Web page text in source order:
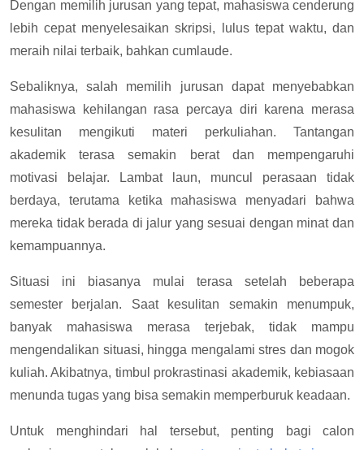
Dengan memilih jurusan yang tepat, mahasiswa cenderung
lebih cepat menyelesaikan skripsi, lulus tepat waktu, dan
meraih nilai terbaik, bahkan cumlaude.
Sebaliknya, salah memilih jurusan dapat menyebabkan
mahasiswa kehilangan rasa percaya diri karena merasa
kesulitan mengikuti materi perkuliahan. Tantangan
akademik terasa semakin berat dan mempengaruhi
motivasi belajar. Lambat laun, muncul perasaan tidak
berdaya, terutama ketika mahasiswa menyadari bahwa
mereka tidak berada di jalur yang sesuai dengan minat dan
kemampuannya.
Situasi ini biasanya mulai terasa setelah beberapa
semester berjalan. Saat kesulitan semakin menumpuk,
banyak mahasiswa merasa terjebak, tidak mampu
mengendalikan situasi, hingga mengalami stres dan mogok
kuliah. Akibatnya, timbul prokrastinasi akademik, kebiasaan
menunda tugas yang bisa semakin memperburuk keadaan.
Untuk menghindari hal tersebut, penting bagi calon